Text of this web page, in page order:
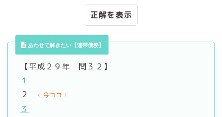
正解
あわせて解きたい【連帯債務】
【平成２９年 問３２】
１
２
←今ココ！
３